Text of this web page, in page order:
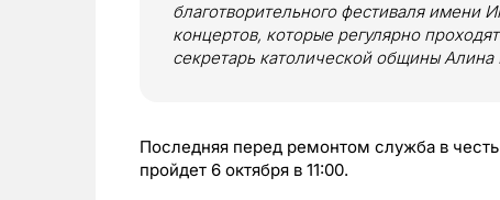
благотворительного фестиваля имени
концертов, которые регулярно
секретарь католической общины Алина
Последняя перед ремонтом служба в
пройдет 6 октября в 11:00.